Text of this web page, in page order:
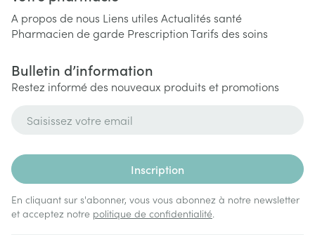
A propos de nous Liens utiles Actualités santé
Pharmacien de garde PrescriptionTarifs des soins
Bulletin d’information
Restez informé des nouveaux produits et promotions
Inscription
En cliquant sur s'abonner, vous vous abonnez à notre newsletter
et acceptez notre politique de confidentialité.